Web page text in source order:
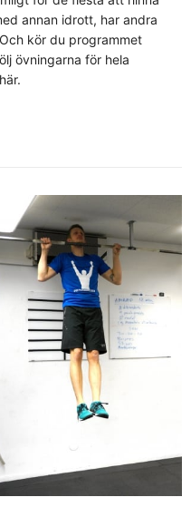
annan idrott, har andra
kör du programmet
övningarna för hela